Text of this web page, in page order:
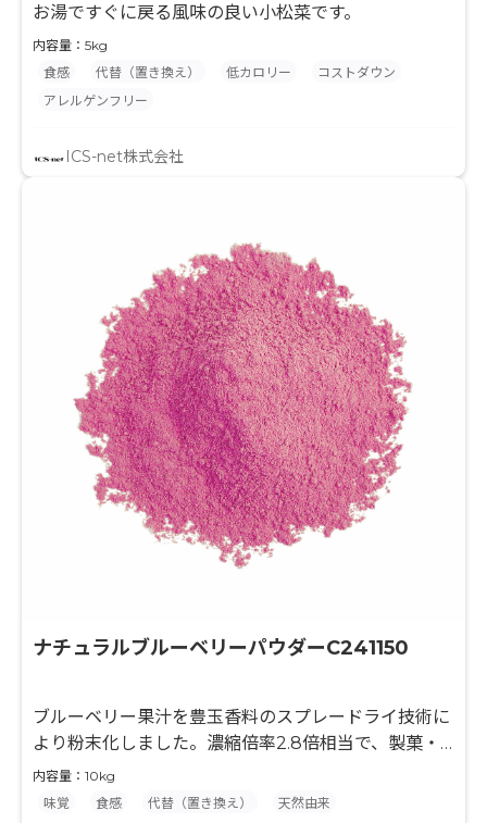
お湯ですぐに戻る風味の良い小松菜です。
内容量：5kg
食感
代替（置き換え） 低カロリー
コストダウン
アレルゲンフリー
ICS-net株式会社
ナチュラルブルーベリーパウダーC241150
ブルーベリー果汁を豊玉香料のスプレードライ技術に
より粉末化しました。濃縮倍率2.8倍相当で、製菓・
製パン・粉末飲料等の風味付けに最適な原料です。果
汁とデキストリンのみを使用して粉末化していますの
内容量：10kg
味覚
食感 代替（置き換え） 天然由来